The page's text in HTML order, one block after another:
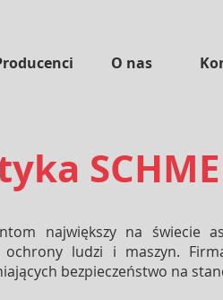
O nas
największy na świecie
ochrony ludzi i maszyn.
bezpieczeństwo na